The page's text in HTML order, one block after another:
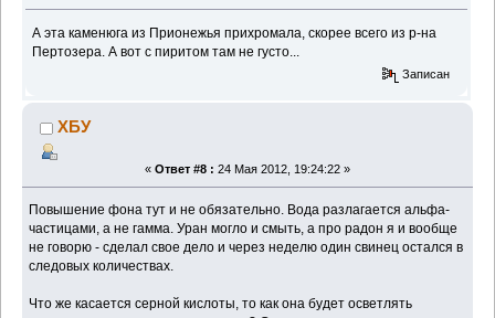
А эта каменюга из Прионежья прихромала, скорее всего из р-на
Пертозера. А вот с пиритом там не густо...
Записан
ХБУ
« Ответ #8 : 24 Мая 2012, 19:24:22 »
Повышение фона тут и не обязательно. Вода разлагается альфа-
частицами, а не гамма. Уран могло и смыть, а про радон я и вообще
не говорю - сделал свое дело и через неделю один свинец остался в
следовых количествах.
Что же касается серной кислоты, то как она будет осветлять